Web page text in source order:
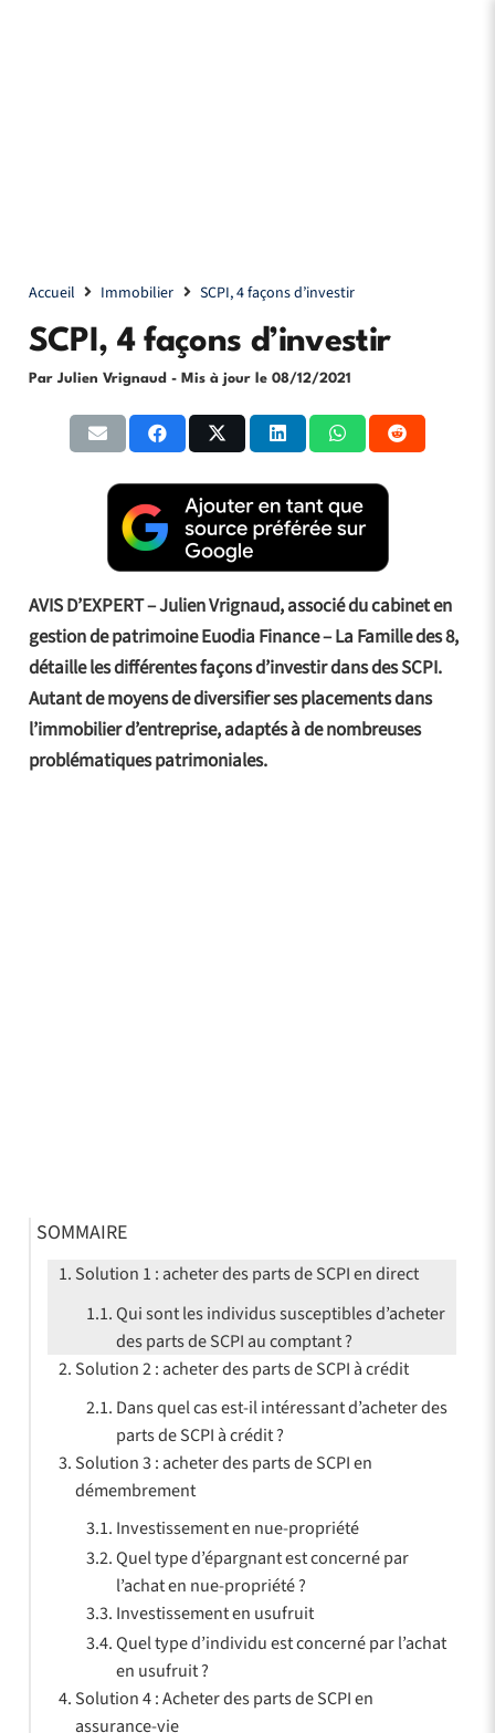
Accueil Immobilier SCPI, 4 façons d’investir
SCPI, 4 façons d’investir
Par Julien Vrignaud - Mis à jour le 08/12/2021
AVIS D’EXPERT – Julien Vrignaud, associé du cabinet en
gestion de patrimoine Euodia Finance – La Famille des 8,
détaille les différentes façons d’investir dans des SCPI.
Autant de moyens de diversifier ses placements dans
l’immobilier d’entreprise, adaptés à de nombreuses
problématiques patrimoniales.
SOMMAIRE
Solution 1 : acheter des parts de SCPI en direct
Qui sont les individus susceptibles d’acheter
des parts de SCPI au comptant ?
Solution 2 : acheter des parts de SCPI à crédit
Dans quel cas est-il intéressant d’acheter des
parts de SCPI à crédit ?
Solution 3 : acheter des parts de SCPI en
démembrement
Investissement en nue-propriété
Quel type d’épargnant est concerné par
l’achat en nue-propriété ?
Investissement en usufruit
Quel type d’individu est concerné par l’achat
en usufruit ?
Solution 4 : Acheter des parts de SCPI en
assurance-vie